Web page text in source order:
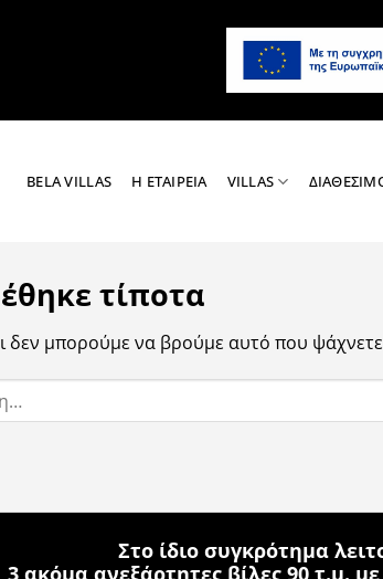
BELA VILLAS Η ΕΤΑΙΡΕΙΑ VILLAS
τίποτα
δεν μπορούμε να βρούμε αυτό που
Στο ίδιο συγκρότημα